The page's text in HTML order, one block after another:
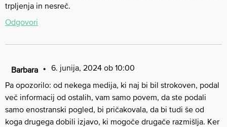
trpljenja in nesreč.
Odgovori
Barbara
6. junija, 2024 ob 10:00
Pa opozorilo: od nekega medija, ki naj bi bil strokoven, podal
več informacij od ostalih, vam samo povem, da ste podali
samo enostranski pogled, bi pričakovala, da bi tudi še od
koga drugega dobili izjavo, ki mogoče drugače razmišlja. Ker